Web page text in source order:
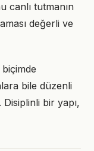
canlı tutmanın
değerli ve
bile düzenli
bir yapı,